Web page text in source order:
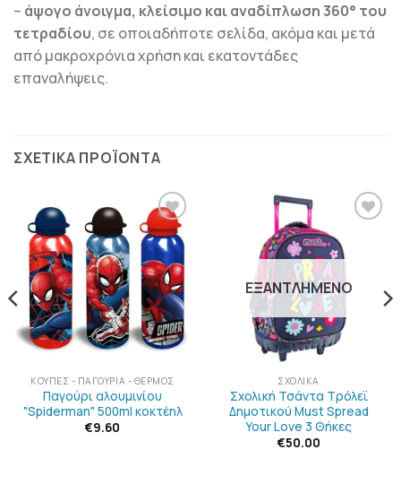
– άψογο άνοιγμα, κλείσιμο και αναδίπλωση 360° του
τετραδίου, σε οποιαδήποτε σελίδα, ακόμα και μετά
από μακροχρόνια χρήση και εκατοντάδες
επαναλήψεις.
ΣΧΕΤΙΚΆ ΠΡΟΪΌΝΤΑ
ΠΡΟΣΘΉΚΗ
ΣΤΗΝ
ΛΊΣΤΑ
ΕΠΙΘΥΜΙΏΝ
ΚΟΎΠΕΣ - ΠΑΓΟΎΡΙΑ - ΘΕΡΜΌΣ
Παγούρι αλουμινίου
"Spiderman" 500ml κοκτέηλ
€9.60
ΠΡΟΣΘΉΚΗ
ΣΤΗΝ
ΛΊΣΤΑ
ΕΠΙΘΥΜΙΏΝ
ΕΞΑΝΤΛΗΜΈΝΟ
ΣΧΟΛΙΚΆ
Σχολική Τσάντα Τρόλεϊ
Δημοτικού Must Spread
Your Love 3 Θήκες
€50.00